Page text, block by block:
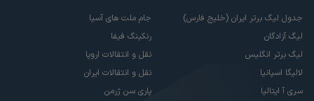
جدول لیگ برتر ایران (خلیج فارس)
لیگ آزادگان
لیگ برتر انگلیس
لالیگا اسپانیا
سری آ ایتالیا
جام ملت های آسیا
رنکینگ فیفا
نقل و انتقالات اروپا
نقل و انتقالات ایران
پاری سن ژرمن